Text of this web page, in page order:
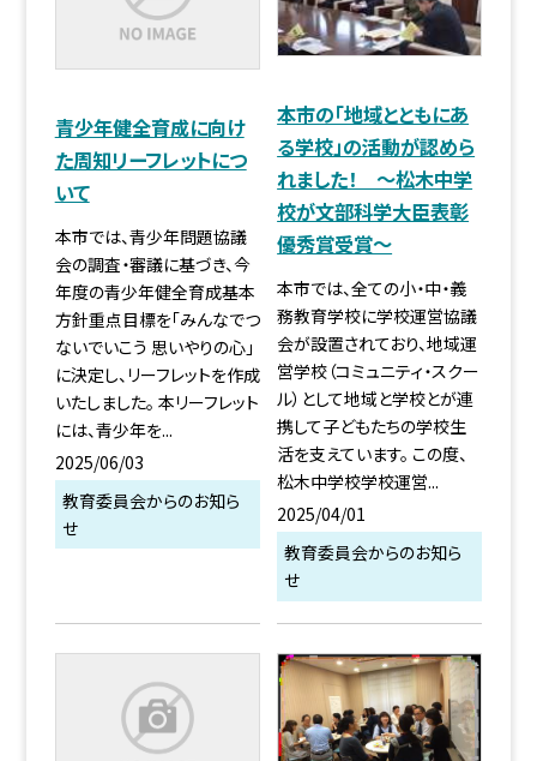
青少年健全育成に向け
た周知リーフレットにつ
いて
本市では、青少年問題協議
会の調査・審議に基づき、今
年度の青少年健全育成基本
方針重点目標を「みんなでつ
ないでいこう 思いやりの心」
に決定し、リーフレットを作成
いたしました。 本リーフレット
には、青少年を...
2025/06/03
教育委員会からのお知ら
せ
本市の「地域とともにあ
る学校」の活動が認めら
れました！ 〜松木中学
校が文部科学大臣表彰
優秀賞受賞〜
本市では、全ての小・中・義
務教育学校に学校運営協議
会が設置されており、地域運
営学校（コミュニティ・スクー
ル）として地域と学校とが連
携して子どもたちの学校生
活を支えています。 この度、
松木中学校学校運営...
2025/04/01
教育委員会からのお知ら
せ